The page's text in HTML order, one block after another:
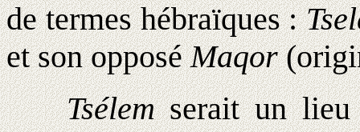
de termes hébraïques :
et son opposéMaqor
Tsélemserait un lieu